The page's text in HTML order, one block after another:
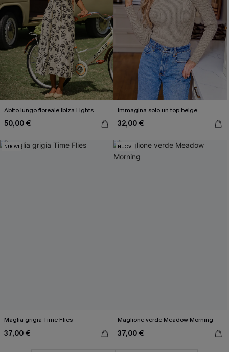
Abito lungo floreale Ibiza Lights
50,00 €
Immagina solo un top beige
32,00 €
NUOVI
Maglia grigia Time Flies
37,00 €
NUOVI
Maglione verde Meadow Morning
37,00 €